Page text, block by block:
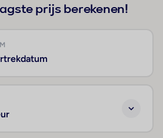
prijs berekenen!